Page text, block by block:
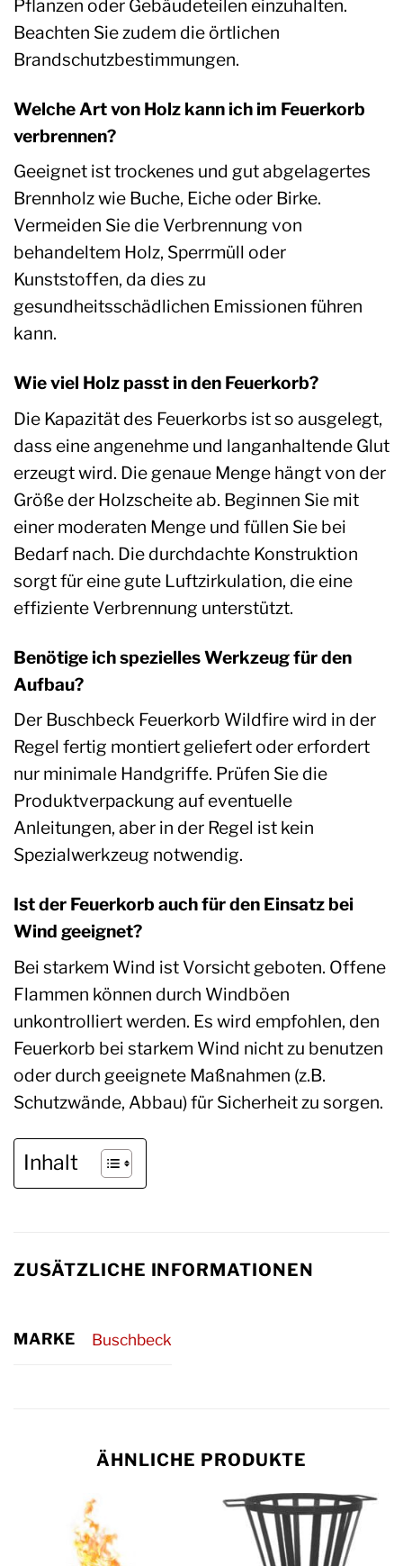
Pflanzen oder Gebäudeteilen einzuhalten.
Beachten Sie zudem die örtlichen
Brandschutzbestimmungen.
Welche Art von Holz kann ich im Feuerkorb
verbrennen?
Geeignet ist trockenes und gut abgelagertes
Brennholz wie Buche, Eiche oder Birke.
Vermeiden Sie die Verbrennung von
behandeltem Holz, Sperrmüll oder
Kunststoffen, da dies zu
gesundheitsschädlichen Emissionen führen
kann.
Wie viel Holz passt in den Feuerkorb?
Die Kapazität des Feuerkorbs ist so ausgelegt,
dass eine angenehme und langanhaltende Glut
erzeugt wird. Die genaue Menge hängt von der
Größe der Holzscheite ab. Beginnen Sie mit
einer moderaten Menge und füllen Sie bei
Bedarf nach. Die durchdachte Konstruktion
sorgt für eine gute Luftzirkulation, die eine
effiziente Verbrennung unterstützt.
Benötige ich spezielles Werkzeug für den
Aufbau?
Der Buschbeck Feuerkorb Wildfire wird in der
Regel fertig montiert geliefert oder erfordert
nur minimale Handgriffe. Prüfen Sie die
Produktverpackung auf eventuelle
Anleitungen, aber in der Regel ist kein
Spezialwerkzeug notwendig.
Ist der Feuerkorb auch für den Einsatz bei
Wind geeignet?
Bei starkem Wind ist Vorsicht geboten. Offene
Flammen können durch Windböen
unkontrolliert werden. Es wird empfohlen, den
Feuerkorb bei starkem Wind nicht zu benutzen
oder durch geeignete Maßnahmen (z.B.
Schutzwände, Abbau) für Sicherheit zu sorgen.
Inhalt
ZUSÄTZLICHE INFORMATIONEN
MARKE Buschbeck
ÄHNLICHE PRODUKTE